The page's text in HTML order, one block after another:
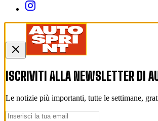
ISCRIVITI ALLA NEWSLETTER DI
Le notizie più importanti, tutte le settimane,